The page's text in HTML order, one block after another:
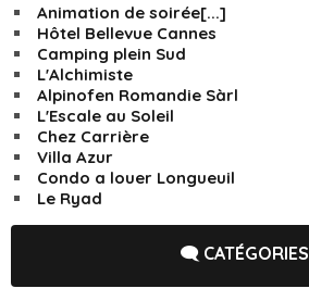
Animation de soirée[...]
Hôtel Bellevue Cannes
Camping plein Sud
L'Alchimiste
Alpinofen Romandie Sàrl
L'Escale au Soleil
Chez Carrière
Villa Azur
Condo a louer Longueuil
Le Ryad
🗨️ CATÉGORIES